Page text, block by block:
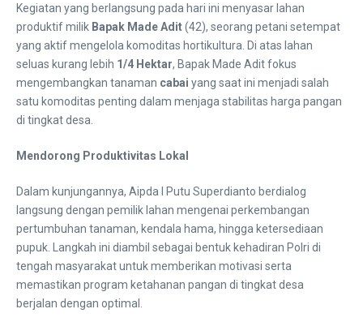
​Kegiatan yang berlangsung pada hari ini menyasar lahan
produktif milik Bapak Made Adit(42), seorang petani setempat
yang aktif mengelola komoditas hortikultura. Di atas lahan
seluas kurang lebih 1/4 Hektar, Bapak Made Adit fokus
mengembangkan tanaman cabai yang saat ini menjadi salah
satu komoditas penting dalam menjaga stabilitas harga pangan
di tingkat desa.
Mendorong Produktivitas Lokal
Dalam kunjungannya, Aipda I Putu Superdianto berdialog
langsung dengan pemilik lahan mengenai perkembangan
pertumbuhan tanaman, kendala hama, hingga ketersediaan
pupuk. Langkah ini diambil sebagai bentuk kehadiran Polri di
tengah masyarakat untuk memberikan motivasi serta
memastikan program ketahanan pangan di tingkat desa
berjalan dengan optimal.